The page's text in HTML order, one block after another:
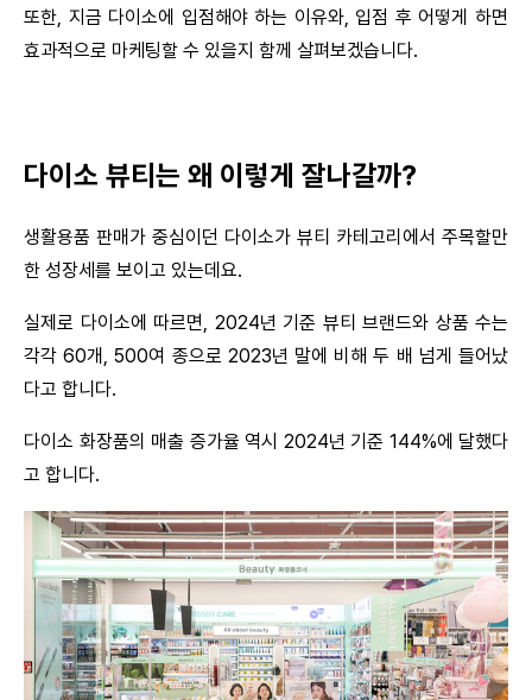
또한, 지금 다이소에 입점해야 하는 이유와, 입점 후 어떻게 하면
효과적으로 마케팅할 수 있을지 함께 살펴보겠습니다.
다이소 뷰티는 왜 이렇게 잘나갈까?
생활용품 판매가 중심이던 다이소가 뷰티 카테고리에서 주목할만
한 성장세를 보이고 있는데요.
실제로 다이소에 따르면, 2024년 기준 뷰티 브랜드와 상품 수는
각각 60개, 500여 종으로 2023년 말에 비해 두 배 넘게 들어났
다고 합니다.
다이소 화장품의 매출 증가율 역시 2024년 기준 144%에 달했다
고 합니다.